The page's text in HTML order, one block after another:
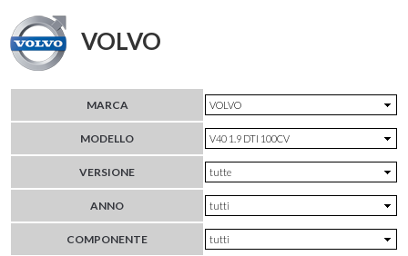
VOLVO
MARCA
MODELLO
VERSIONE
ANNO
COMPONENTE